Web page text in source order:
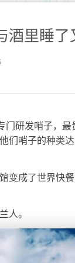
酒里睡了
研发哨子，
们哨子的种类
变成了世界快
人。